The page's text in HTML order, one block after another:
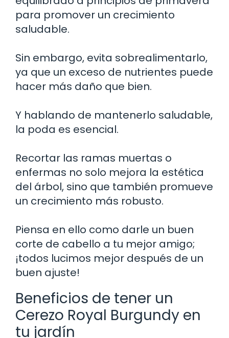
para promover un crecimiento
saludable.
Sin embargo, evita sobrealimentarlo,
ya que un exceso de nutrientes puede
hacer más daño que bien.
Y hablando de mantenerlo saludable,
la poda es esencial.
Recortar las ramas muertas o
enfermas no solo mejora la estética
del árbol, sino que también promueve
un crecimiento más robusto.
Piensa en ello como darle un buen
corte de cabello a tu mejor amigo;
¡todos lucimos mejor después de un
buen ajuste!
Beneficios de tener un
Cerezo Royal Burgundy en
tu jardín